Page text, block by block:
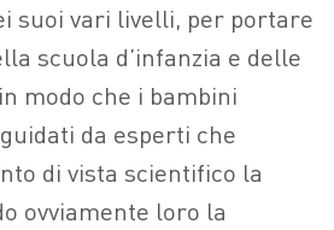
suoi vari livelli, per portare
scuola d’infanzia e delle
modo che i bambini
da esperti che
di vista scientifico la
ovviamente loro la